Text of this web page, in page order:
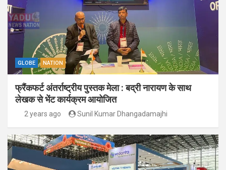
GLOBE NATION
फ्रैंकफर्ट अंतर्राष्ट्रीय पुस्तक मेला : बद्री नारायण के साथ
लेखक से भेंट कार्यक्रम आयोजित
2 years ago Sunil Kumar Dhangadamajhi